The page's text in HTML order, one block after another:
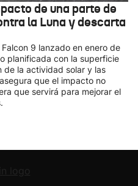
de una parte de
la Luna y descarta
9 lanzado en enero de
planificada con la superficie
de la actividad solar y las
que el impacto no
que servirá para mejorar el